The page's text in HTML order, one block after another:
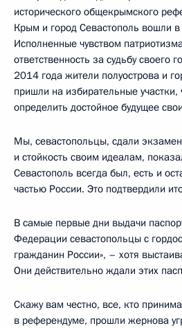
исторического общекрымского
Крым и город Севастополь вошли в
Исполненные чувством
ответственность за судьбу своего
2014 года жители полуострова и
пришли на избирательные участки,
определить достойное будущее
Мы, севастопольцы, сдали
и стойкость своим идеалам,
Севастополь всегда был, есть и
частью России. Это подтвердили
В самые первые дни выдачи
Федерации севастопольцы с
гражданин России», – хотя
Они действительно ждали этих
Скажу вам честно, все, кто
в референдуме, прошли жернова